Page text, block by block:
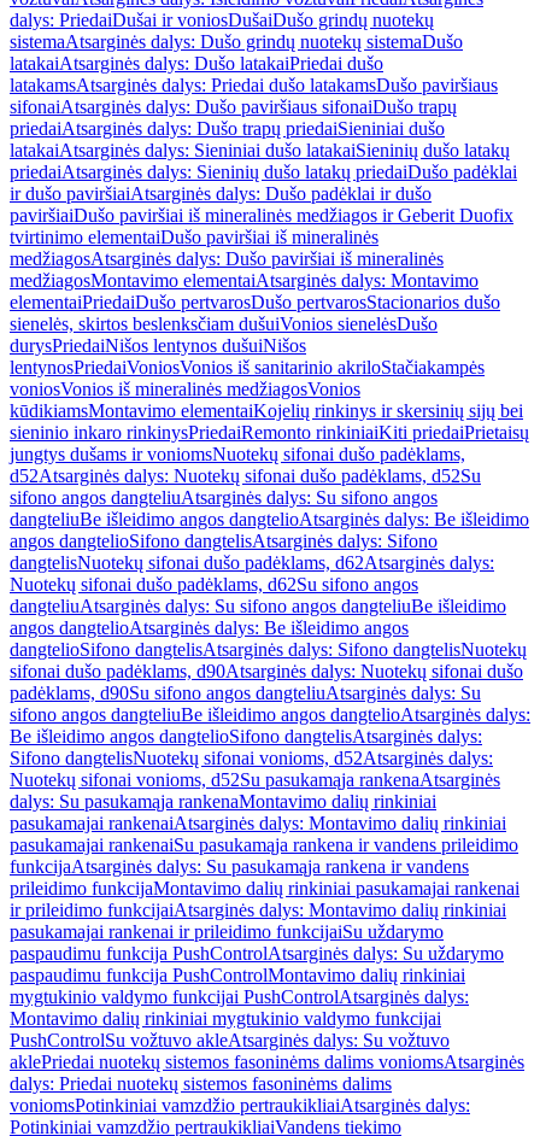
dalys: PriedaiDušai ir voniosDušaiDušo grindų nuotekų
sistemaAtsarginės dalys: Dušo grindų nuotekų sistemaDušo
latakaiAtsarginės dalys: Dušo latakaiPriedai dušo
latakamsAtsarginės dalys: Priedai dušo latakamsDušo paviršiaus
sifonaiAtsarginės dalys: Dušo paviršiaus sifonaiDušo trapų
priedaiAtsarginės dalys: Dušo trapų priedaiSieniniai dušo
latakaiAtsarginės dalys: Sieniniai dušo latakaiSieninių dušo latakų
priedaiAtsarginės dalys: Sieninių dušo latakų priedaiDušo padėklai
ir dušo paviršiaiAtsarginės dalys: Dušo padėklai ir dušo
paviršiaiDušo paviršiai iš mineralinės medžiagos ir Geberit Duofix
tvirtinimo elementaiDušo paviršiai iš mineralinės
medžiagosAtsarginės dalys: Dušo paviršiai iš mineralinės
medžiagosMontavimo elementaiAtsarginės dalys: Montavimo
elementaiPriedaiDušo pertvarosDušo pertvarosStacionarios dušo
sienelės, skirtos beslenksčiam dušuiVonios sienelėsDušo
durysPriedaiNišos lentynos dušuiNišos
lentynosPriedaiVoniosVonios iš sanitarinio akriloStačiakampės
voniosVonios iš mineralinės medžiagosVonios
kūdikiamsMontavimo elementaiKojelių rinkinys ir skersinių sijų bei
sieninio inkaro rinkinysPriedaiRemonto rinkiniaiKiti priedaiPrietaisų
jungtys dušams ir voniomsNuotekų sifonai dušo padėklams,
d52Atsarginės dalys: Nuotekų sifonai dušo padėklams, d52Su
sifono angos dangteliuAtsarginės dalys: Su sifono angos
dangteliuBe išleidimo angos dangtelioAtsarginės dalys: Be išleidimo
angos dangtelioSifono dangtelisAtsarginės dalys: Sifono
dangtelisNuotekų sifonai dušo padėklams, d62Atsarginės dalys:
Nuotekų sifonai dušo padėklams, d62Su sifono angos
dangteliuAtsarginės dalys: Su sifono angos dangteliuBe išleidimo
angos dangtelioAtsarginės dalys: Be išleidimo angos
dangtelioSifono dangtelisAtsarginės dalys: Sifono dangtelisNuotekų
sifonai dušo padėklams, d90Atsarginės dalys: Nuotekų sifonai dušo
padėklams, d90Su sifono angos dangteliuAtsarginės dalys: Su
sifono angos dangteliuBe išleidimo angos dangtelioAtsarginės dalys:
Be išleidimo angos dangtelioSifono dangtelisAtsarginės dalys:
Sifono dangtelisNuotekų sifonai vonioms, d52Atsarginės dalys:
Nuotekų sifonai vonioms, d52Su pasukamąja rankenaAtsarginės
dalys: Su pasukamąja rankenaMontavimo dalių rinkiniai
pasukamajai rankenaiAtsarginės dalys: Montavimo dalių rinkiniai
pasukamajai rankenaiSu pasukamąja rankena ir vandens prileidimo
funkcijaAtsarginės dalys: Su pasukamąja rankena ir vandens
prileidimo funkcijaMontavimo dalių rinkiniai pasukamajai rankenai
ir prileidimo funkcijaiAtsarginės dalys: Montavimo dalių rinkiniai
pasukamajai rankenai ir prileidimo funkcijaiSu uždarymo
paspaudimu funkcija PushControlAtsarginės dalys: Su uždarymo
paspaudimu funkcija PushControlMontavimo dalių rinkiniai
mygtukinio valdymo funkcijai PushControlAtsarginės dalys:
Montavimo dalių rinkiniai mygtukinio valdymo funkcijai
PushControlSu vožtuvo akleAtsarginės dalys: Su vožtuvo
aklePriedai nuotekų sistemos fasoninėms dalims voniomsAtsarginės
dalys: Priedai nuotekų sistemos fasoninėms dalims
voniomsPotinkiniai vamzdžio pertraukikliaiAtsarginės dalys:
Potinkiniai vamzdžio pertraukikliaiVandens tiekimo